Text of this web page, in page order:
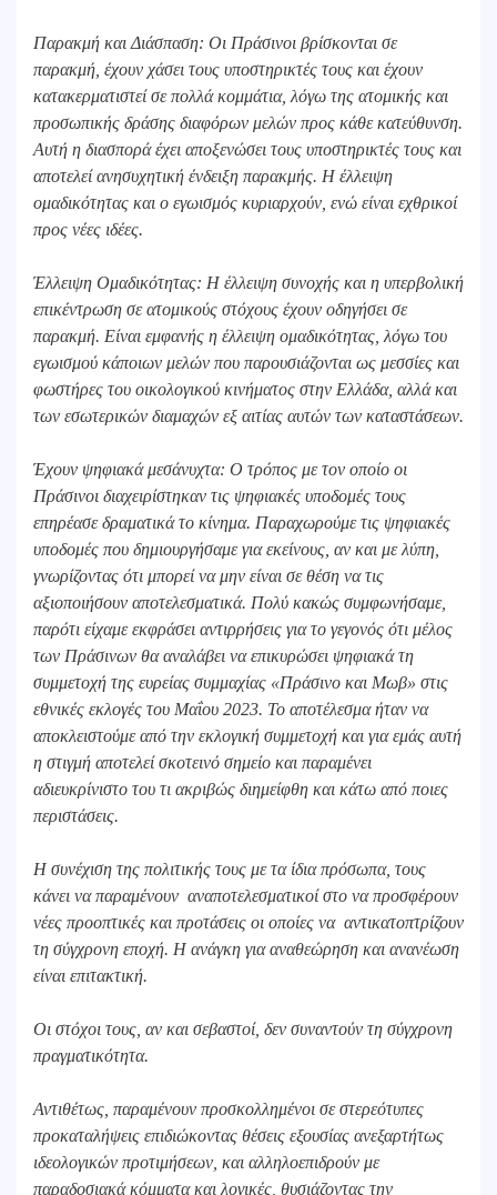
Παρακμή και Διάσπαση: Οι Πράσινοι βρίσκονται σε
παρακμή, έχουν χάσει τους υποστηρικτές τους και έχουν
κατακερματιστεί σε πολλά κομμάτια, λόγω της ατομικής και
προσωπικής δράσης διαφόρων μελών προς κάθε κατεύθυνση.
Αυτή η διασπορά έχει αποξενώσει τους υποστηρικτές τους και
αποτελεί ανησυχητική ένδειξη παρακμής. Η έλλειψη
ομαδικότητας και ο εγωισμός κυριαρχούν, ενώ είναι εχθρικοί
προς νέες ιδέες.
Έλλειψη Ομαδικότητας: Η έλλειψη συνοχής και η υπερβολική
επικέντρωση σε ατομικούς στόχους έχουν οδηγήσει σε
παρακμή. Είναι εμφανής η έλλειψη ομαδικότητας, λόγω του
εγωισμού κάποιων μελών που παρουσιάζονται ως μεσσίες και
φωστήρες του οικολογικού κινήματος στην Ελλάδα, αλλά και
των εσωτερικών διαμαχών εξ αιτίας αυτών των καταστάσεων.
Έχουν ψηφιακά μεσάνυχτα: Ο τρόπος με τον οποίο οι
Πράσινοι διαχειρίστηκαν τις ψηφιακές υποδομές τους
επηρέασε δραματικά το κίνημα. Παραχωρούμε τις ψηφιακές
υποδομές που δημιουργήσαμε για εκείνους, αν και με λύπη,
γνωρίζοντας ότι μπορεί να μην είναι σε θέση να τις
αξιοποιήσουν αποτελεσματικά. Πολύ κακώς συμφωνήσαμε,
παρότι είχαμε εκφράσει αντιρρήσεις για το γεγονός ότι μέλος
των Πράσινων θα αναλάβει να επικυρώσει ψηφιακά τη
συμμετοχή της ευρείας συμμαχίας «Πράσινο και Μωβ» στις
εθνικές εκλογές του Μαΐου 2023. Το αποτέλεσμα ήταν να
αποκλειστούμε από την εκλογική συμμετοχή και για εμάς αυτή
η στιγμή αποτελεί σκοτεινό σημείο και παραμένει
αδιευκρίνιστο του τι ακριβώς διημείφθη και κάτω από ποιες
περιστάσεις.
Η συνέχιση της πολιτικής τους με τα ίδια πρόσωπα, τους
κάνει να παραμένουν αναποτελεσματικοί στο να προσφέρουν
νέες προοπτικές και προτάσεις οι οποίες να αντικατοπτρίζουν
τη σύγχρονη εποχή. Η ανάγκη για αναθεώρηση και ανανέωση
είναι επιτακτική.
Οι στόχοι τους, αν και σεβαστοί, δεν συναντούν τη σύγχρονη
πραγματικότητα.
Αντιθέτως, παραμένουν προσκολλημένοι σε στερεότυπες
προκαταλήψεις επιδιώκοντας θέσεις εξουσίας ανεξαρτήτως
ιδεολογικών προτιμήσεων, και αλληλοεπιδρούν με
παραδοσιακά κόμματα και λογικές, θυσιάζοντας την